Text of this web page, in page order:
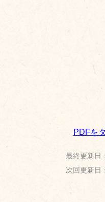
PDFを
最終更新日
次回更新日